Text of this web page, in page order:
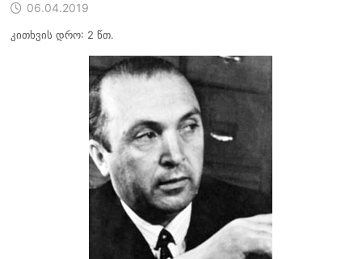
06.04.2019
კითხვის დრო: 2 წთ.